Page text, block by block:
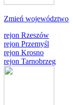
Zmień województwo
rejon Rzeszów
rejon Przemyśl
rejon Krosno
rejon Tarnobrzeg